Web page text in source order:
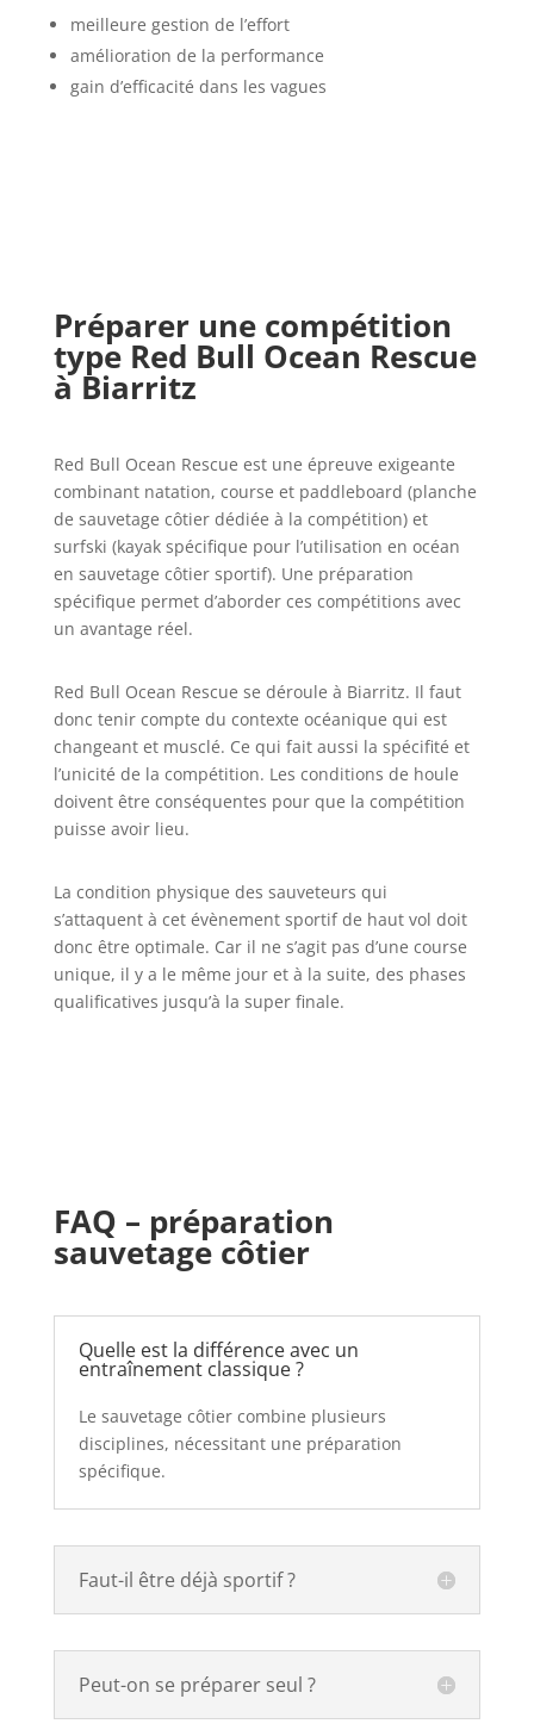
meilleure gestion de l’effort
amélioration de la performance
gain d’efficacité dans les vagues
Préparer une compétition
type Red Bull Ocean Rescue
à Biarritz
Red Bull Ocean Rescue est une épreuve exigeante
combinant natation, course et paddleboard (planche
de sauvetage côtier dédiée à la compétition) et
surfski (kayak spécifique pour l’utilisation en océan
en sauvetage côtier sportif). Une préparation
spécifique permet d’aborder ces compétitions avec
un avantage réel.
Red Bull Ocean Rescue se déroule à Biarritz. Il faut
donc tenir compte du contexte océanique qui est
changeant et musclé. Ce qui fait aussi la spécifité et
l’unicité de la compétition. Les conditions de houle
doivent être conséquentes pour que la compétition
puisse avoir lieu.
La condition physique des sauveteurs qui
s’attaquent à cet évènement sportif de haut vol doit
donc être optimale. Car il ne s’agit pas d’une course
unique, il y a le même jour et à la suite, des phases
qualificatives jusqu’à la super finale.
FAQ – préparation
sauvetage côtier
Quelle est la différence avec un
entraînement classique ?
Le sauvetage côtier combine plusieurs
disciplines, nécessitant une préparation
spécifique.
Faut-il être déjà sportif ?
Peut-on se préparer seul ?